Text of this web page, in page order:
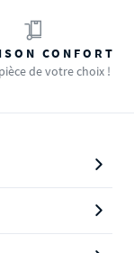
CONFORT
de votre choix !